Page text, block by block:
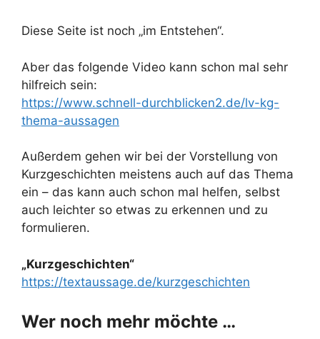
Diese Seite ist noch „im Entstehen“.
Aber das folgende Video kann schon mal sehr
hilfreich sein:
https://www.schnell-durchblicken2.de/lv-kg-
thema-aussagen
Außerdem gehen wir bei der Vorstellung von
Kurzgeschichten meistens auch auf das Thema
ein – das kann auch schon mal helfen, selbst
auch leichter so etwas zu erkennen und zu
formulieren.
„Kurzgeschichten“
https://textaussage.de/kurzgeschichten
Wer noch mehr möchte …